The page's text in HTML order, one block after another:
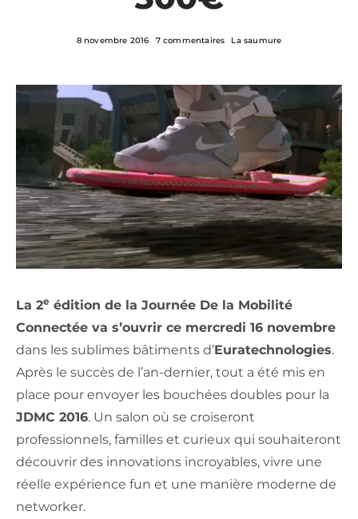
8 novembre 2016 7 commentaires La saumure
La 2e édition de la Journée De la Mobilité
Connectée va s’ouvrir ce mercredi 16 novembre
dans les sublimes bâtiments d’Euratechnologies.
Après le succès de l’an-dernier, tout a été mis en
place pour envoyer les bouchées doubles pour la
JDMC 2016. Un salon où se croiseront
professionnels, familles et curieux qui souhaiteront
découvrir des innovations incroyables, vivre une
réelle expérience fun et une manière moderne de
networker.